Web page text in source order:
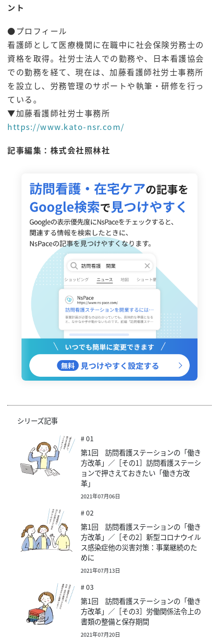
ント
●プロフィール
看護師として医療機関に在職中に社会保険労務士の
資格を取得。社労士法人での勤務や、日本看護協会
での勤務を経て、現在は、加藤看護師社労士事務所
を設立し、労務管理のサポートや執筆・研修を行っ
ている。
▼加藤看護師社労士事務所
https://www.kato-nsr.com/
記事編集：株式会社照林社
シリーズ記事
# 01
第1回 訪問看護ステーションの「働き
方改革」／［その1］訪問看護ステーシ
ョンで押さえておきたい「働き方改
革」
2021年07月06日
# 02
第1回 訪問看護ステーションの「働き
方改革」／［その2］新型コロナウイル
ス感染症他の災害対策：事業継続のた
めに
2021年07月13日
# 03
第1回 訪問看護ステーションの「働き
方改革」／［その3］労働関係法令上の
書類の整備と保存期間
2021年07月20日